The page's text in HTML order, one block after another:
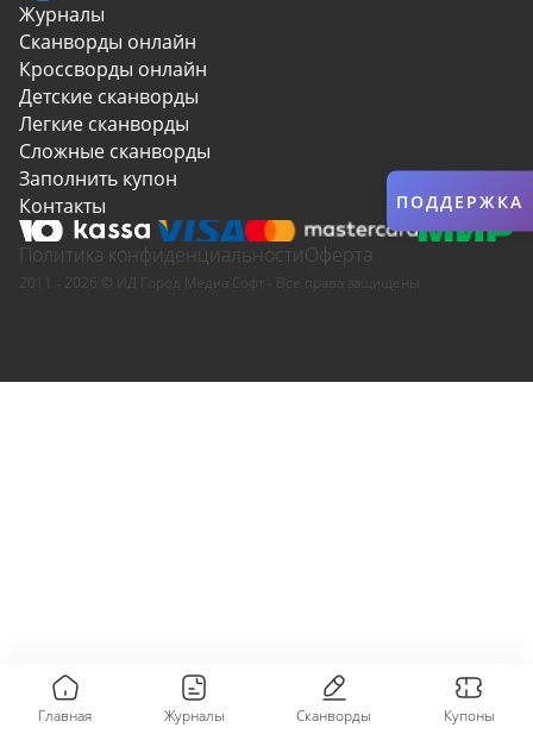
Главная Журналы Сканворды Купоны
Журналы
Сканворды онлайн
Кроссворды онлайн
Детские сканворды
Легкие сканворды
Сложные сканворды
Заполнить купон
Контакты
Политика конфиденциальностиОферта
2011 - 2026 © ИД Город Медиа Софт - Все права защищены
ПОДДЕРЖКА